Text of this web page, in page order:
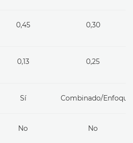
0,45 0,30
0,13 0,25
Sí Combinado/Enfoque
No No